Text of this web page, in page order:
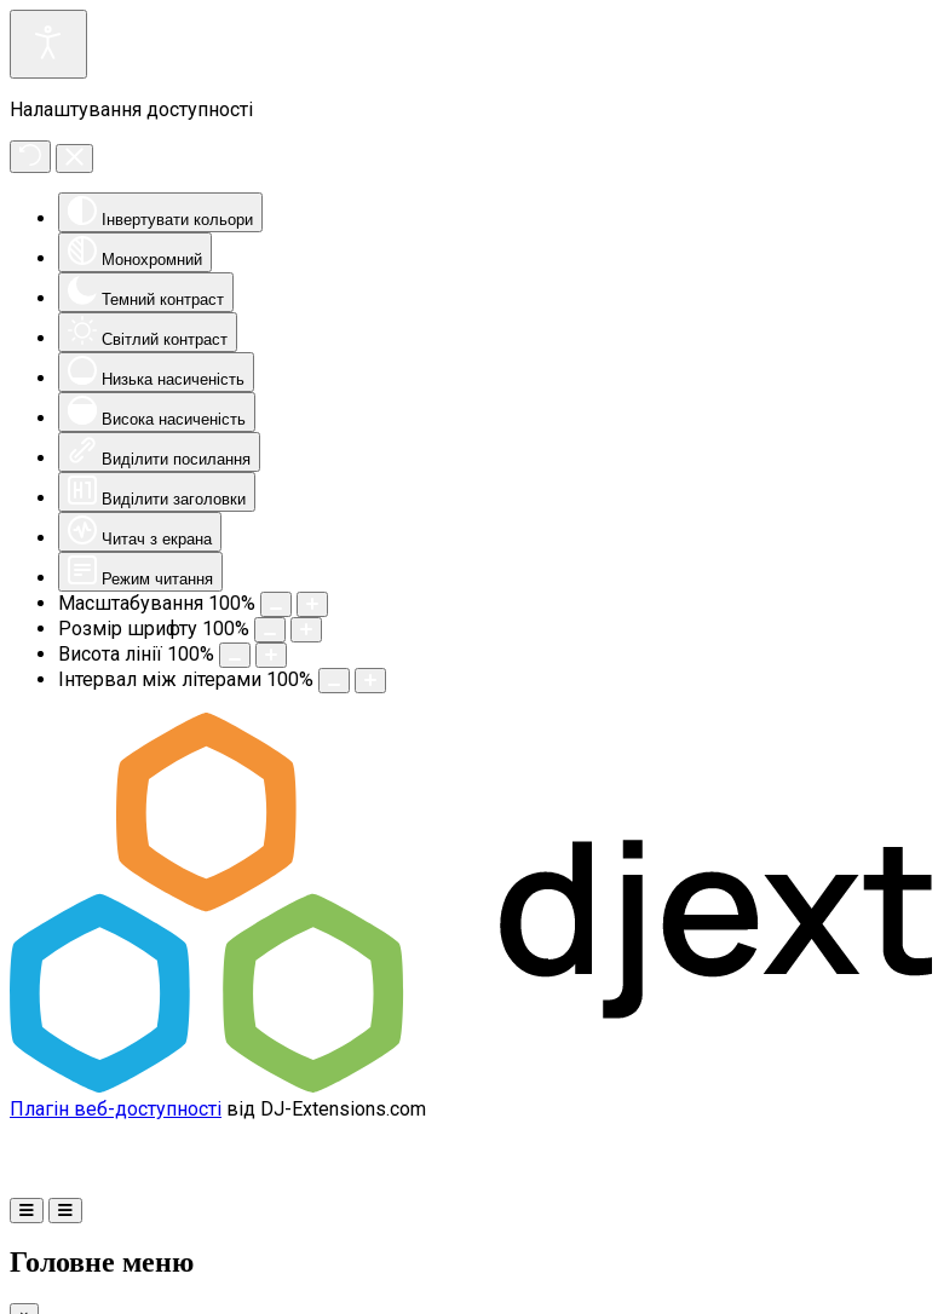
Налаштування доступності
Інвертувати кольори
Монохромний
Темний контраст
Світлий контраст
Низька насиченість
Висока насиченість
Виділити посилання
Виділити заголовки
Читач з екрана
Режим читання
Масштабування 100%
Розмір шрифту 100%
Висота лінії 100%
Інтервал між літерами 100%
Плагін веб-доступності від DJ-Extensions.com
Головне меню